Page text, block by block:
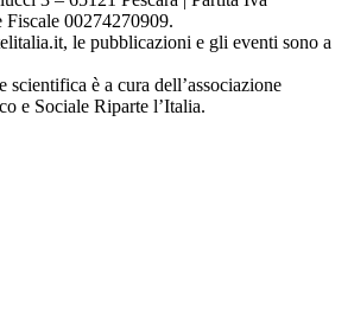
‪00274270909.‬
le pubblicazioni e gli eventi sono a
scientifica è a cura dell’associazione
e Sociale Riparte l’Italia.